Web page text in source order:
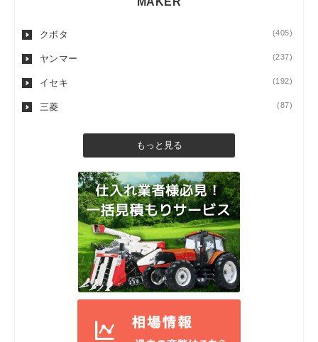
クボタ (405)
ヤンマー (237)
イセキ (192)
三菱 (87)
もっと見る